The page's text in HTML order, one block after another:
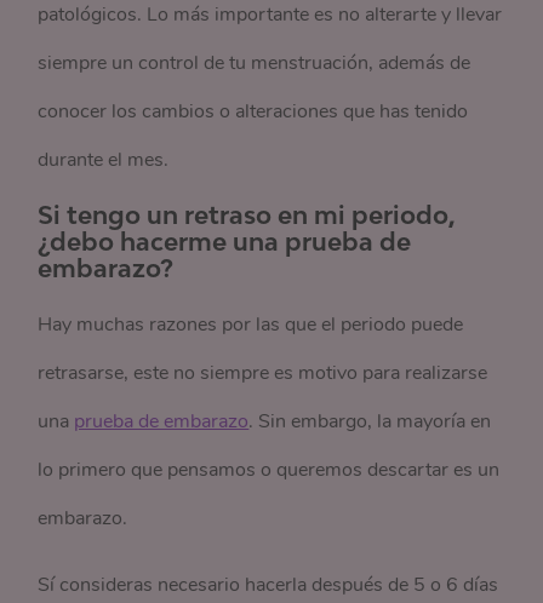
patológicos. Lo más importante es no alterarte y llevar
siempre un control de tu menstruación, además de
conocer los cambios o alteraciones que has tenido
durante el mes.
Si tengo un retraso en mi periodo,
¿debo hacerme una prueba de
embarazo?
Hay muchas razones por las que el periodo puede
retrasarse, este no siempre es motivo para realizarse
una prueba de embarazo. Sin embargo, la mayoría en
lo primero que pensamos o queremos descartar es un
embarazo.
Sí consideras necesario hacerla después de 5 o 6 días